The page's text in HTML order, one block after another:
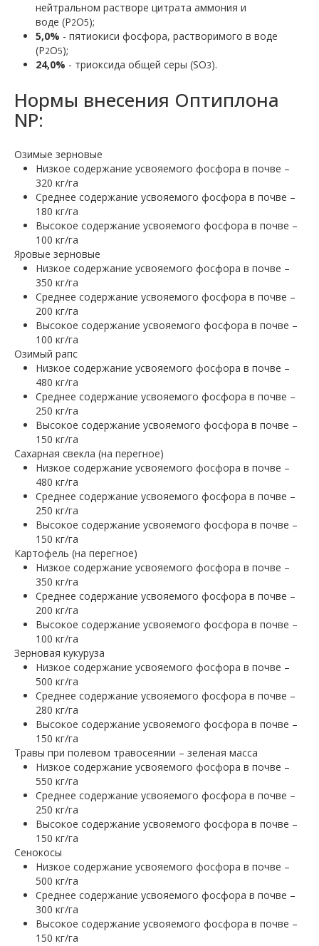
нейтральном растворе цитрата аммония и
воде (P2O5);
5,0% - пятиокиси фосфора, растворимого в воде
(P2O5);
24,0% - триоксида общей серы (SO3).
Нормы внесения Оптиплона
NP:
Озимые зерновые
Низкое содержание усвояемого фосфора в почве –
320 кг/га
Среднее содержание усвояемого фосфора в почве –
180 кг/га
Высокое содержание усвояемого фосфора в почве –
100 кг/га
Яровые зерновые
Низкое содержание усвояемого фосфора в почве –
350 кг/га
Среднее содержание усвояемого фосфора в почве –
200 кг/га
Высокое содержание усвояемого фосфора в почве –
100 кг/га
Озимый рапс
Низкое содержание усвояемого фосфора в почве –
480 кг/га
Среднее содержание усвояемого фосфора в почве –
250 кг/га
Высокое содержание усвояемого фосфора в почве –
150 кг/га
Сахарная свекла (на перегное)
Низкое содержание усвояемого фосфора в почве –
480 кг/га
Среднее содержание усвояемого фосфора в почве –
250 кг/га
Высокое содержание усвояемого фосфора в почве –
150 кг/га
Картофель (на перегное)
Низкое содержание усвояемого фосфора в почве –
350 кг/га
Среднее содержание усвояемого фосфора в почве –
200 кг/га
Высокое содержание усвояемого фосфора в почве –
100 кг/га
Зерновая кукуруза
Низкое содержание усвояемого фосфора в почве –
500 кг/га
Среднее содержание усвояемого фосфора в почве –
280 кг/га
Высокое содержание усвояемого фосфора в почве –
150 кг/га
Травы при полевом травосеянии – зеленая масса
Низкое содержание усвояемого фосфора в почве –
550 кг/га
Среднее содержание усвояемого фосфора в почве –
250 кг/га
Высокое содержание усвояемого фосфора в почве –
150 кг/га
Сенокосы
Низкое содержание усвояемого фосфора в почве –
500 кг/га
Среднее содержание усвояемого фосфора в почве –
300 кг/га
Высокое содержание усвояемого фосфора в почве –
150 кг/га